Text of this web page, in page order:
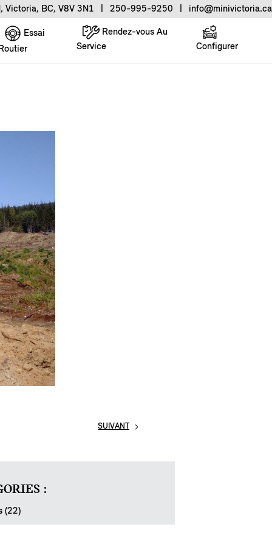
Victoria, BC, V8V 3N1 250-995-9250 info@minivictoria.ca
Rendez-vous Au
Service
Essai
Configurer
SUIVANT
:
(22)